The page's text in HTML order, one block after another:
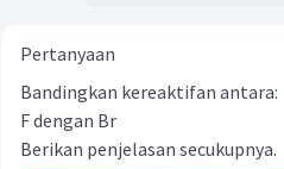
Pertanyaan
Bandingkan kereaktifan antara:
F dengan Br
Berikan penjelasan secukupnya.